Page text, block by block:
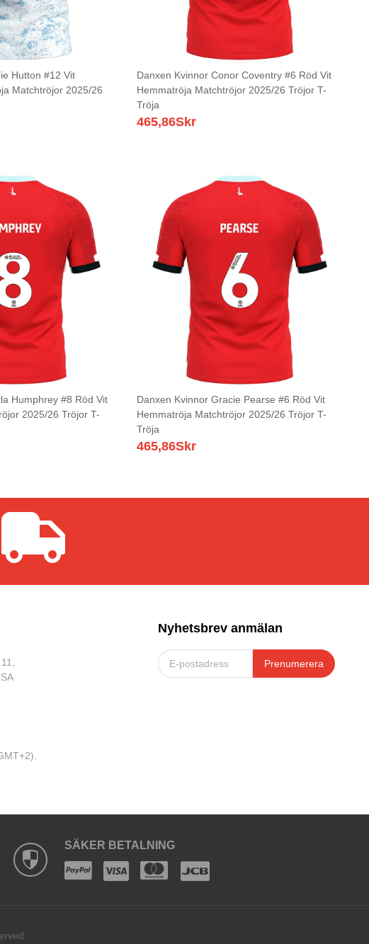
Hutton #12 Vit
Matchtröjor 2025/26
Danxen Kvinnor Conor Coventry #6 Röd Vit
Hemmatröja Matchtröjor 2025/26 Tröjor T-
Tröja
465,86Skr
Humphrey #8 Röd Vit
2025/26 Tröjor T-
Danxen Kvinnor Gracie Pearse #6 Röd Vit
Hemmatröja Matchtröjor 2025/26 Tröjor T-
Tröja
465,86Skr
Nyhetsbrev anmälan
Prenumerera
SÄKER BETALNING